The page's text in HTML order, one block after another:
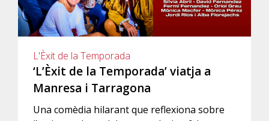
L'Èxit de la Temporada
‘L’Èxit de la Temporada’ viatja a
Manresa i Tarragona
Una comèdia hilarant que reflexiona sobre